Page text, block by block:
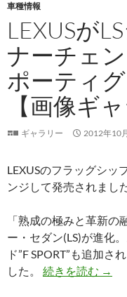
車種情報
LEXUSが
ナーチェ
ポーティ
【画像ギ
ギャラリー 2012年10
LEXUSのフラッグシッ
ンジして発売されました
「熟成の極みと革新の
ー・セダン(LS)が進化
ド”F SPORT”も追加さ
した。 続きを読む →